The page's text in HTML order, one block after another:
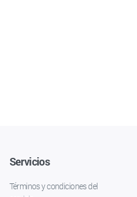
Servicios
Términos y condiciones del